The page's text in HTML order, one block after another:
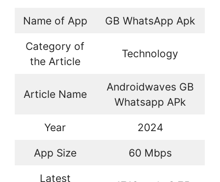
Name of App GB WhatsApp Apk
Category of
the Article
Technology
Article Name
Androidwaves GB
Whatsapp APk
Year 2024
App Size 60 Mbps
Latest